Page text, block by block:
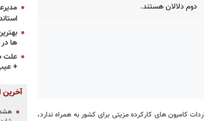
دوم دلالان هستند.
کامیون های کارکرده مزیتی برای کشور به همراه ندارد،
ها در
علت
+
آخرین